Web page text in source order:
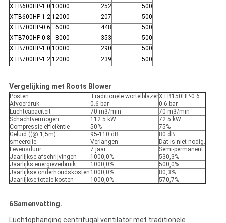
XTB600HP-1.0 10000 252
500
XTB600HP-1.2 12000 207
500
XTB700HP-0.6
6000 448
500
XTB700HP-0.8
8000 353
500
XTB700HP-1.0 10000 290
500
XTB700HP-1.2 12000 239 500
Vergelijking met Roots Blower
Posten Traditionele wortelblazerXTB150HP-0.6
Afvoerdruk
0.6 bar
0.6 bar
Luchtcapaciteit
70 m3/min
70 m3/min
Schachtvermogen
112.5 kW
72.5 kW
Compressie-efficiëntie
50%
75%
Geluid ((@ 1,5m)
95-110 dB
80 dB
smeerolie
Verlangen
Dat is niet nodig.
Levensduur
7 jaar
Semi-permanent
Jaarlijkse afschrijvingen
1000,0%
530,3%
Jaarlijks energieverbruik
1000,0%
500,0%
Jaarlijkse onderhoudskosten 1000,0%
80,3%
Jaarlijkse totale kosten
1000,0% 570,7%
6Samenvatting.
Luchtophanging centrifugal ventilator met traditionele